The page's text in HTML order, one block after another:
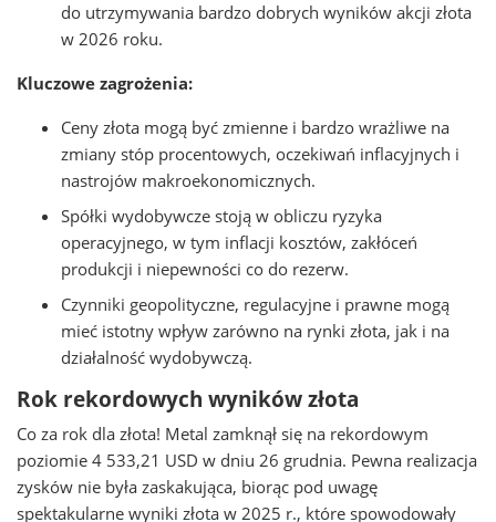
do utrzymywania bardzo dobrych wyników akcji złota
w 2026 roku.
Kluczowe zagrożenia:
Ceny złota mogą być zmienne i bardzo wrażliwe na
zmiany stóp procentowych, oczekiwań inflacyjnych i
nastrojów makroekonomicznych.
Spółki wydobywcze stoją w obliczu ryzyka
operacyjnego, w tym inflacji kosztów, zakłóceń
produkcji i niepewności co do rezerw.
Czynniki geopolityczne, regulacyjne i prawne mogą
mieć istotny wpływ zarówno na rynki złota, jak i na
działalność wydobywczą.
Rok rekordowych wyników złota
Co za rok dla złota! Metal zamknął się na rekordowym
poziomie 4 533,21 USD w dniu 26 grudnia. Pewna realizacja
zysków nie była zaskakująca, biorąc pod uwagę
spektakularne wyniki złota w 2025 r., które spowodowały